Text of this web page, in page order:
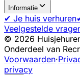
Informatie
✔ Je huis verhuren
Veelgestelde
© 2026
Onderdeel van
Voorwaarden·
privacy